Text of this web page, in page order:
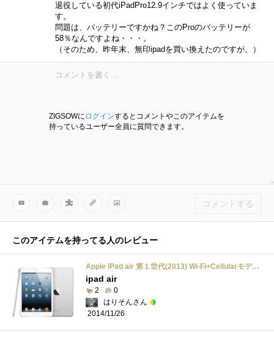
退役している初代iPadPro12.9インチではよく使っていま
す。
問題は、バッテリーですかね？このProのバッテリーが
58％なんですよね・・・。
（そのため、昨年末、無印ipadを買い換えたのですが。）
ZIGSOWに ログインするとコメントやこのアイテムを
持っているユーザー全員に質問できます。
コメントする
このアイテムを持ってる人のレビュー
Apple iPad air 第１世代(2013) Wi-Fi+Cellularモデル(SoftBank) 16GB A1475 MD794J/B シルバー
ipad air
2
0
はりそんさん
2014/11/26